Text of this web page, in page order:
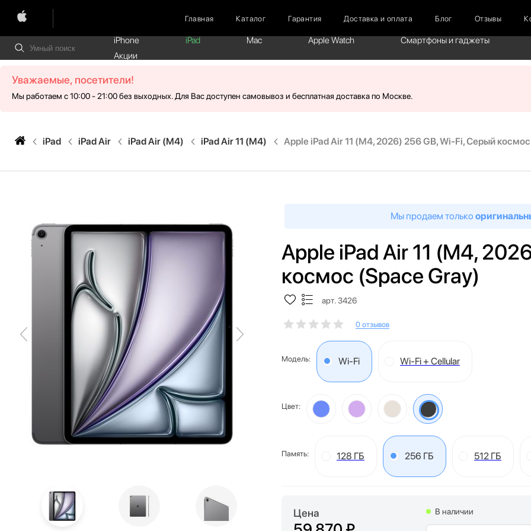
Главная Каталог Гарантия Доставка и оплата Блог Отзывы
iPhone iPad Mac Apple Watch
Смартфоны и гаджеты
Акции
Уважаемые, посетители!
Мы работаем с 10:00 - 21:00 без выходных. Для Вас доступен самовывоз и бесплатная доставка по Москве.
iPad iPad Air iPad Air (M4) iPad Air 11 (M4) Apple iPad Air 11 (M4, 2026) 256 GB, Wi-Fi, Серый
Мы продаем только
Apple iPad Air 11 (M4,
космос (Space Gray)
арт. 3426
0 отзывов
Модель: Wi-Fi Wi-Fi + Cellular
Цвет:
Память: 128 ГБ 256 ГБ 512 ГБ
Цена В наличии